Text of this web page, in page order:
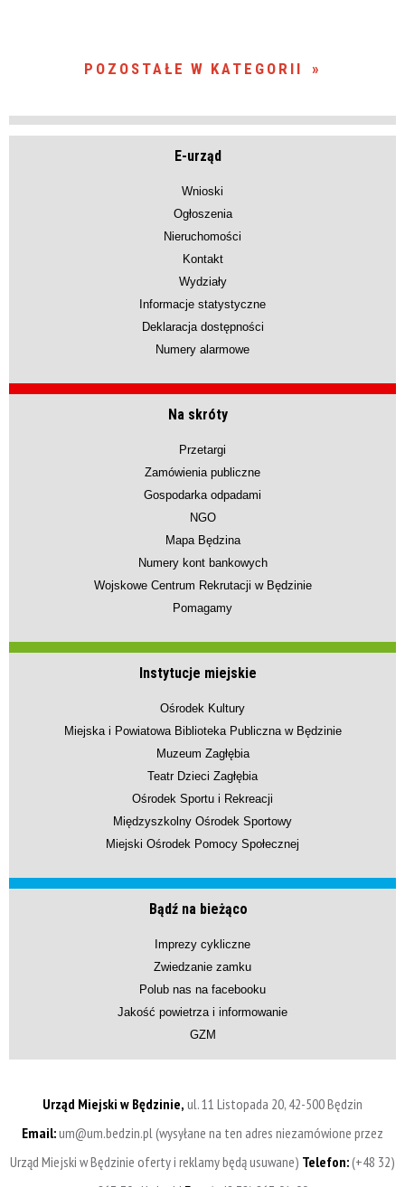
POZOSTAŁE W KATEGORII
E-urząd
Wnioski
Ogłoszenia
Nieruchomości
Kontakt
Wydziały
Informacje statystyczne
Deklaracja dostępności
Numery alarmowe
Na skróty
Przetargi
Zamówienia publiczne
Gospodarka odpadami
NGO
Mapa Będzina
Numery kont bankowych
Wojskowe Centrum Rekrutacji w Będzinie
Pomagamy
Instytucje miejskie
Ośrodek Kultury
Miejska i Powiatowa Biblioteka Publiczna w Będzinie
Muzeum Zagłębia
Teatr Dzieci Zagłębia
Ośrodek Sportu i Rekreacji
Międzyszkolny Ośrodek Sportowy
Miejski Ośrodek Pomocy Społecznej
Bądź na bieżąco
Imprezy cykliczne
Zwiedzanie zamku
Polub nas na facebooku
Jakość powietrza i informowanie
GZM
Urząd Miejski w Będzinie, ul. 11 Listopada 20, 42-500 Będzin
Email:um@um.bedzin.pl (wysyłane na ten adres niezamówione przez
Urząd Miejski w Będzinie oferty i reklamy będą usuwane) Telefon:(+48 32)